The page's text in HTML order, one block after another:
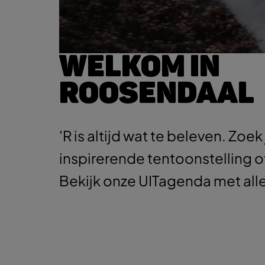
WELKOM IN
ROOSENDAAL
'R is altijd wat te beleven.
inspirerende tentoonstelling
Bekijk onze UITagenda met